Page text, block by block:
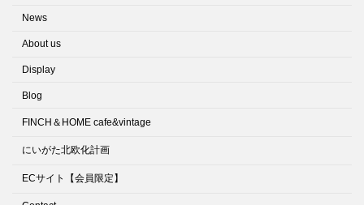
News
About us
Display
Blog
FINCH＆HOME cafe&vintage
にいがた北欧化計画
ECサイト【会員限定】